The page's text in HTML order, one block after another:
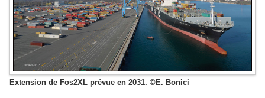
Extension de Fos2XL prévue en 2031. ©E. Bonici